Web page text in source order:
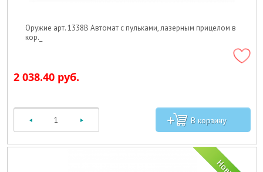
Оружие арт. 1338B Автомат с пульками, лазерным прицелом в
кор._
2 038.40 руб.